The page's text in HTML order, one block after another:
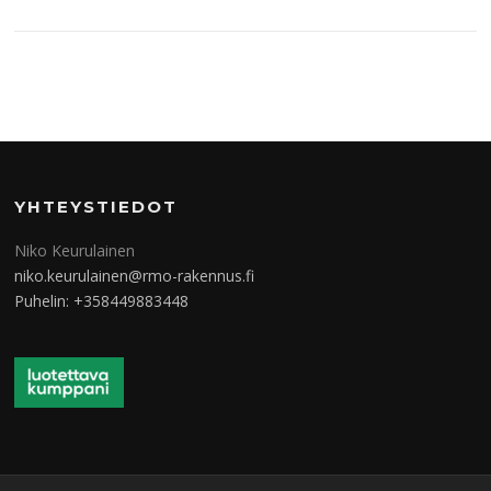
YHTEYSTIEDOT
Niko Keurulainen
niko.keurulainen@rmo-rakennus.fi
Puhelin: +358449883448